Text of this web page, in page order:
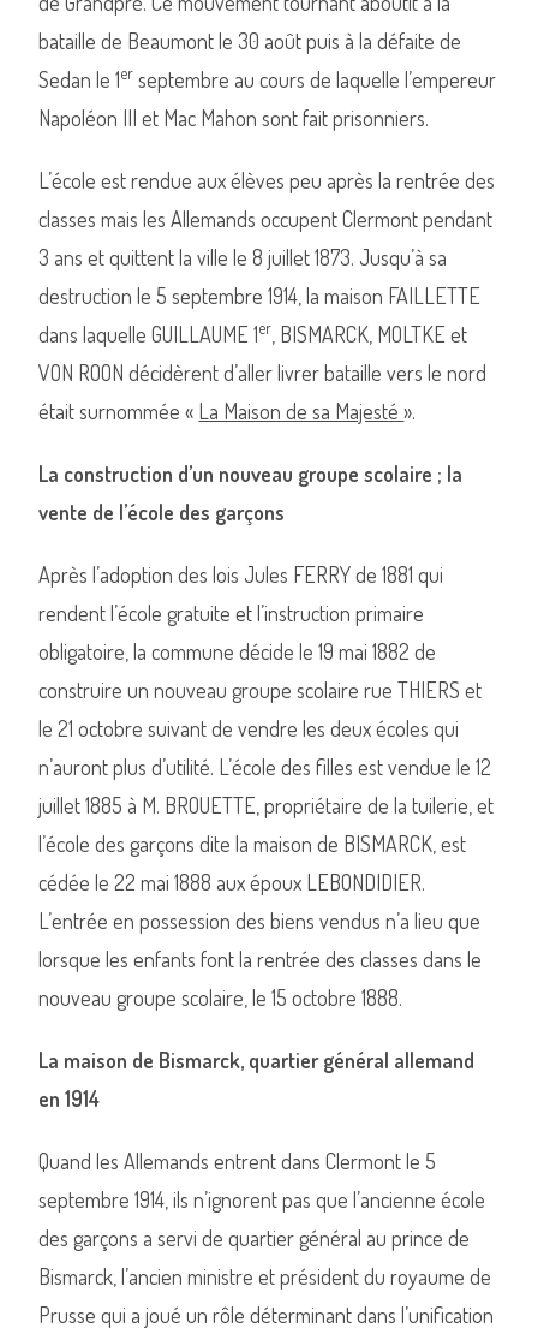
bataille de Beaumont le 30 août puis à la défaite de
Sedan le 1er septembre au cours de laquelle l’empereur
Napoléon III et Mac Mahon sont fait prisonniers.
L’école est rendue aux élèves peu après la rentrée des
classes mais les Allemands occupent Clermont pendant
3 ans et quittent la ville le 8 juillet 1873. Jusqu’à sa
destruction le 5 septembre 1914, la maison FAILLETTE
dans laquelle GUILLAUME 1er , BISMARCK, MOLTKE et
VON ROON décidèrent d’aller livrer bataille vers le nord
était surnommée « La Maison de sa Majesté».
La construction d’un nouveau groupe scolaire ; la
vente de l’école des garçons
Après l’adoption des lois Jules FERRY de 1881 qui
rendent l’école gratuite et l’instruction primaire
obligatoire, la commune décide le 19 mai 1882 de
construire un nouveau groupe scolaire rue THIERS et
le 21 octobre suivant de vendre les deux écoles qui
n’auront plus d’utilité. L’école des filles est vendue le 12
juillet 1885 à M. BROUETTE, propriétaire de la tuilerie, et
l’école des garçons dite la maison de BISMARCK, est
cédée le 22 mai 1888 aux époux LEBONDIDIER.
L’entrée en possession des biens vendus n’a lieu que
lorsque les enfants font la rentrée des classes dans le
nouveau groupe scolaire, le 15 octobre 1888.
La maison de Bismarck, quartier général allemand
en 1914
Quand les Allemands entrent dans Clermont le 5
septembre 1914, ils n’ignorent pas que l’ancienne école
des garçons a servi de quartier général au prince de
Bismarck, l’ancien ministre et président du royaume de
Prusse qui a joué un rôle déterminant dans l’unification